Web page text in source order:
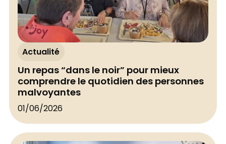
Actualité
Un repas “dans le noir” pour mieux
comprendre le quotidien des personnes
malvoyantes
01/06/2026